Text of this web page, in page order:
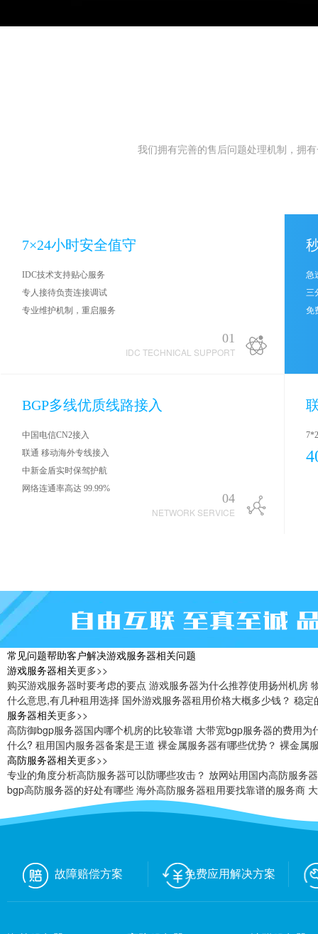
我们拥有完善的售后问题处理机制，拥
7×24小时安全值守
IDC技术支持贴心服务
专人接待负责连接调试
专业维护机制，重启服务
01
IDC TECHNICAL SUPPORT
急
三
免
BGP多线优质线路接入
中国电信CN2接入
联通 移动海外专线接入
中新金盾实时保驾护航
网络连通率高达 99.99%
04
NETWORK SERVICE
常见问题帮助客户解决游戏服务器相关问题
游戏服务器相关更多>>
购买游戏服务器时要考虑的要点 游戏服务器为什么推荐使用扬州机房
什么意思,有几种租用选择 国外游戏服务器租用价格大概多少钱？ 稳定
服务器相关更多>>
高防御bgp服务器国内哪个机房的比较靠谱 大带宽bgp服务器的费用为
什么? 租用国内服务器备案是王道 裸金属服务器有哪些优势？ 裸金属
高防服务器相关更多>>
专业的角度分析高防服务器可以防哪些攻击？ 放网站用国内高防服务
bgp高防服务器的好处有哪些 海外高防服务器租用要找靠谱的服务商
故障赔偿方案 免费应用解决方案